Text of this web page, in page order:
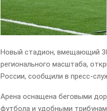
Новый стадион, вмещающий
регионального масштаба,
России, сообщили в пресс-
Арена оснащена беговыми
футбола и удобными